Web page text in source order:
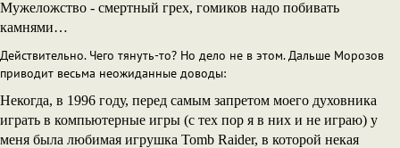
Мужеложство - смертный грех, гомиков надо побивать
камнями…
Действительно. Чего тянуть-то? Но дело не в этом. Дальше Морозов
приводит весьма неожиданные доводы:
Некогда, в 1996 году, перед самым запретом моего духовника
играть в компьютерные игры (с тех пор я в них и не играю) у
меня была любимая игрушка Tomb Raider, в которой некая